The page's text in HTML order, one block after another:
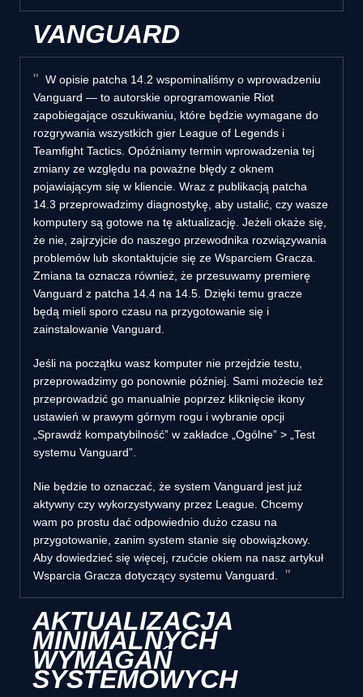
VANGUARD
W opisie patcha 14.2 wspominaliśmy o wprowadzeniu
Vanguard — to autorskie oprogramowanie Riot
zapobiegające oszukiwaniu, które będzie wymagane do
rozgrywania wszystkich gier League of Legends i
Teamfight Tactics. Opóźniamy termin wprowadzenia tej
zmiany ze względu na poważne błędy z oknem
pojawiającym się w kliencie. Wraz z publikacją patcha
14.3 przeprowadzimy diagnostykę, aby ustalić, czy wasze
komputery są gotowe na tę aktualizację. Jeżeli okaże się,
że nie, zajrzyjcie do naszego przewodnika rozwiązywania
problemów lub skontaktujcie się ze Wsparciem Gracza.
Zmiana ta oznacza również, że przesuwamy premierę
Vanguard z patcha 14.4 na 14.5. Dzięki temu gracze
będą mieli sporo czasu na przygotowanie się i
zainstalowanie Vanguard.
Jeśli na początku wasz komputer nie przejdzie testu,
przeprowadzimy go ponownie później. Sami możecie też
przeprowadzić go manualnie poprzez kliknięcie ikony
ustawień w prawym górnym rogu i wybranie opcji
„Sprawdź kompatybilność” w zakładce „Ogólne” > „Test
systemu Vanguard”.
Nie będzie to oznaczać, że system Vanguard jest już
aktywny czy wykorzystywany przez League. Chcemy
wam po prostu dać odpowiednio dużo czasu na
przygotowanie, zanim system stanie się obowiązkowy.
Aby dowiedzieć się więcej, rzućcie okiem na nasz artykuł
Wsparcia Gracza dotyczący systemu Vanguard.
AKTUALIZACJA
MINIMALNYCH
WYMAGAŃ
SYSTEMOWYCH